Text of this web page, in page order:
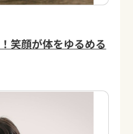
笑顔が体をゆるめる